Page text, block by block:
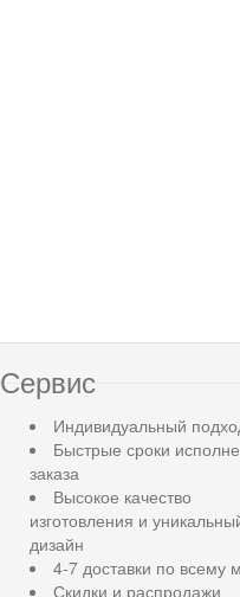
Сервис
Индивидуальный
Быстрые сроки
заказа
Высокое качество
изготовления и
дизайн
4-7 доставки по всему
Скидки и распродажи